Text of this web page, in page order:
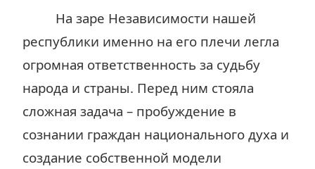
На заре Независимости нашей
республики именно на его плечи легла
огромная ответственность за судьбу
народа и страны. Перед ним стояла
сложная задача – пробуждение в
сознании граждан национального духа и
создание собственной модели